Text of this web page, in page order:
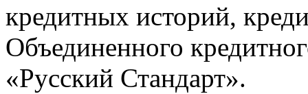
кредитных историй,
Объединенного
«Русский Стандарт».